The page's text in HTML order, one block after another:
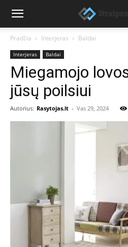
Pradžia Interjeras Baldai
Interjeras Baldai
Miegamojo
jūsų poilsiui
Autorius: Rasytojas.lt - Vas 29, 2024